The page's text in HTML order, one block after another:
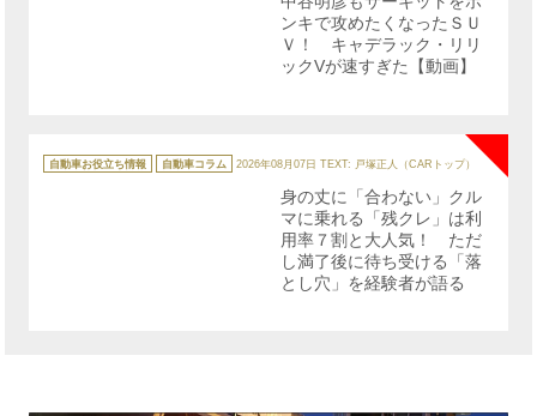
ンキで攻めたくなったＳＵ
Ｖ！ キャデラック・リリ
ックVが速すぎた【動画】
テ
ゴ
自動車お役立ち情報 自動車コラム 2026年08月07日 TEXT: 戸塚正人（CARトップ）
身の丈に「合わない」クル
マに乗れる「残クレ」は利
用率７割と大人気！ ただ
し満了後に待ち受ける「落
とし穴」を経験者が語る